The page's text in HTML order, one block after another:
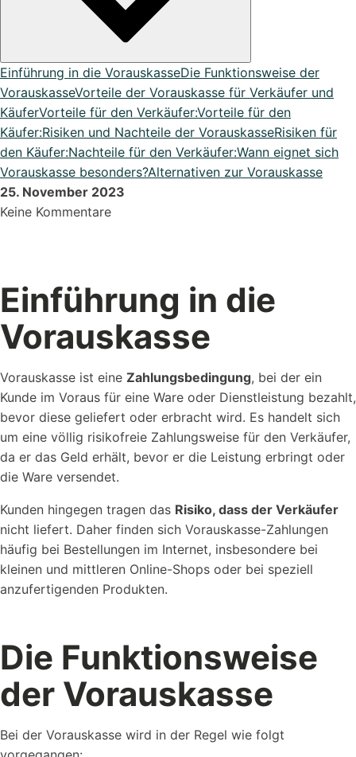
Übergeben Sie Ihre Daten ganze einfach an DATEV
Alle Erweiterungen ansehen
Lexikon
Bei uns im Lexikon findest du zu allen Fachbegriffen die
passende ...
Roadmap & Ideen
Eine klare Roadmap ist der Schlüssel, um innovative
Ideen...
Referenzen
unserer Referenzen an...
Vorlagen
Einführung in die VorauskasseDie Funktionsweise der
VorauskasseVorteile der Vorauskasse für Verkäufer und
KäuferVorteile für den Verkäufer:Vorteile für den
Käufer:Risiken und Nachteile der VorauskasseRisiken für
den Käufer:Nachteile für den Verkäufer:Wann eignet sich
Vorauskasse besonders?Alternativen zur Vorauskasse
25. November 2023
Keine Kommentare
Einführung in die
Vorauskasse
Vorauskasse ist eine Zahlungsbedingung, bei der ein
Kunde im Voraus für eine Ware oder Dienstleistung bezahlt,
bevor diese geliefert oder erbracht wird. Es handelt sich
um eine völlig risikofreie Zahlungsweise für den Verkäufer,
da er das Geld erhält, bevor er die Leistung erbringt oder
die Ware versendet.
Kunden hingegen tragen das Risiko, dass der Verkäufer
nicht liefert. Daher finden sich Vorauskasse-Zahlungen
häufig bei Bestellungen im Internet, insbesondere bei
kleinen und mittleren Online-Shops oder bei speziell
anzufertigenden Produkten.
Die Funktionsweise
der Vorauskasse
Bei der Vorauskasse wird in der Regel wie folgt